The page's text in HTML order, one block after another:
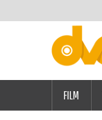
FILM